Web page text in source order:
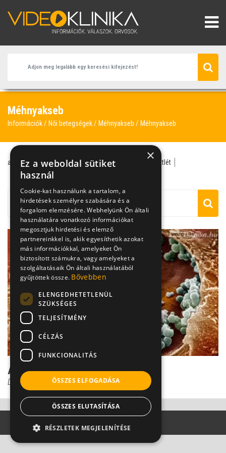
Méhnyakseb
Információk Női betegségek Méhnyakseb Méhnyakseb
antibiotikum chlamydia
fájdalmas szexuális együttlét
méhnyakseb
A méhszáj-gyulladás három fő oka
Dr. Tisza Tímea
×
Ez a weboldal sütiket
használ
Cookie-kat használunk a tartalom, a
hirdetések személyre szabására és a
forgalom elemzésére. Webhelyünk Ön általi
használatára vonatkozó információkat
megosztjuk hirdetési és elemző
partnereinkkel is, akik egyesíthetik azokat
más információkkal, amelyeket Ön
biztosított számukra, vagy amelyeket a
szolgáltatásaik Ön általi használatából
gyűjtöttek össze. Bővebben
ELENGEDHETETLENÜL
SZÜKSÉGES
TELJESÍTMÉNY
CÉLZÁS
FUNKCIONALITÁS
ÖSSZES ELFOGADÁSA
ÖSSZES ELUTASÍTÁSA
RÉSZLETEK MEGJELENÍTÉSE